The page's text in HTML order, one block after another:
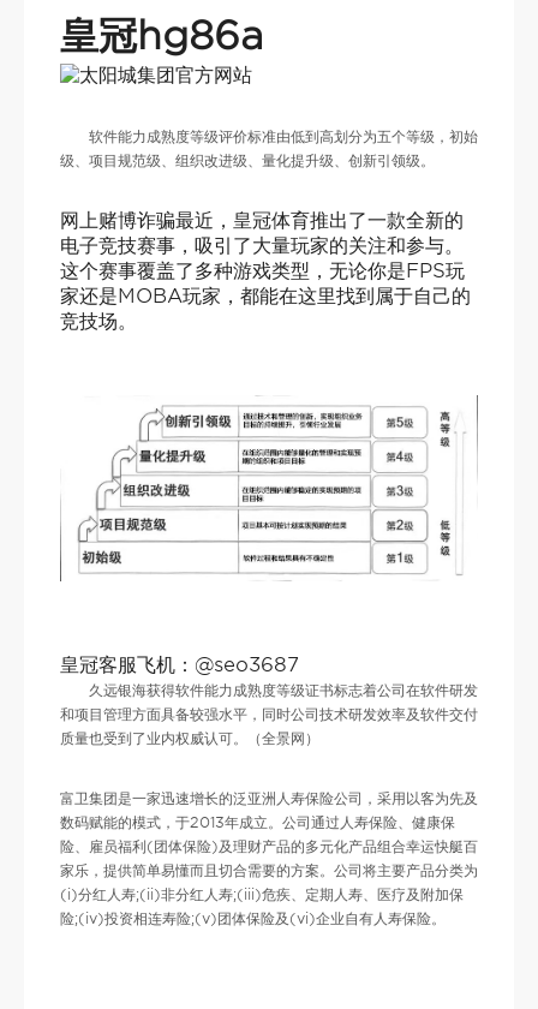
皇冠hg86a
软件能力成熟度等级评价标准由低到高划分为五个等级，初始
级、项目规范级、组织改进级、量化提升级、创新引领级。
网上赌博诈骗最近，皇冠体育推出了一款全新的
电子竞技赛事，吸引了大量玩家的关注和参与。
这个赛事覆盖了多种游戏类型，无论你是FPS玩
家还是MOBA玩家，都能在这里找到属于自己的
竞技场。
皇冠客服飞机：@seo3687
久远银海获得软件能力成熟度等级证书标志着公司在软件研发
和项目管理方面具备较强水平，同时公司技术研发效率及软件交付
质量也受到了业内权威认可。（全景网）
富卫集团是一家迅速增长的泛亚洲人寿保险公司，采用以客为先及
数码赋能的模式，于2013年成立。公司通过人寿保险、健康保
险、雇员福利(团体保险)及理财产品的多元化产品组合幸运快艇百
家乐，提供简单易懂而且切合需要的方案。公司将主要产品分类为
(i)分红人寿;(ii)非分红人寿;(iii)危疾、定期人寿、医疗及附加保
险;(iv)投资相连寿险;(v)团体保险及(vi)企业自有人寿保险。